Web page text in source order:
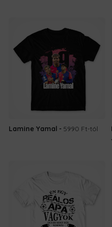
Lamine Yamal 5990 Ft-tól